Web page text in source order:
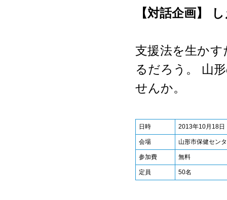
【対話企画】
支援法を生か
るだろう。 山
せんか。
日時 2013年10月18
会場 山形市保健セン
参加費 無料
定員 50名